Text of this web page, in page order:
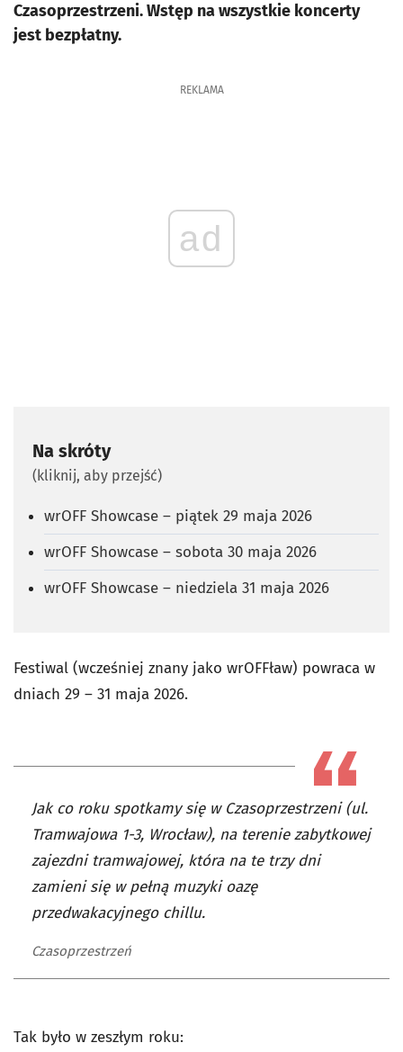
Czasoprzestrzeni. Wstęp na wszystkie koncerty
jest bezpłatny.
REKLAMA
ad
Na skróty
(kliknij, aby przejść)
wrOFF Showcase – piątek 29 maja 2026
wrOFF Showcase – sobota 30 maja 2026
wrOFF Showcase – niedziela 31 maja 2026
Festiwal (wcześniej znany jako wrOFFław) powraca w
dniach 29 – 31 maja 2026.
Jak co roku spotkamy się w Czasoprzestrzeni (ul.
Tramwajowa 1-3, Wrocław), na terenie zabytkowej
zajezdni tramwajowej, która na te trzy dni
zamieni się w pełną muzyki oazę
przedwakacyjnego chillu.
Czasoprzestrzeń
Tak było w zeszłym roku: